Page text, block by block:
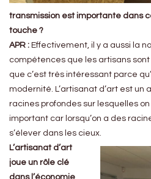
transmission est importante dans
touche ?
APR : Effectivement, il y a aussi la
compétences que les artisans
que c’est très intéressant parce
modernité. L’artisanat d’art est
racines profondes sur lesquelles on
important car lorsqu’on a des
s’élever dans les cieux.
L’artisanat d’art
joue un rôle clé
dans l’économie